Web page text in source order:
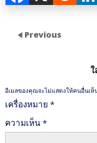
Previous
อีเมลของคุณจะไม่แสดงให้คนอื่นเห็
เครื่องหมาย *
ความเห็น*